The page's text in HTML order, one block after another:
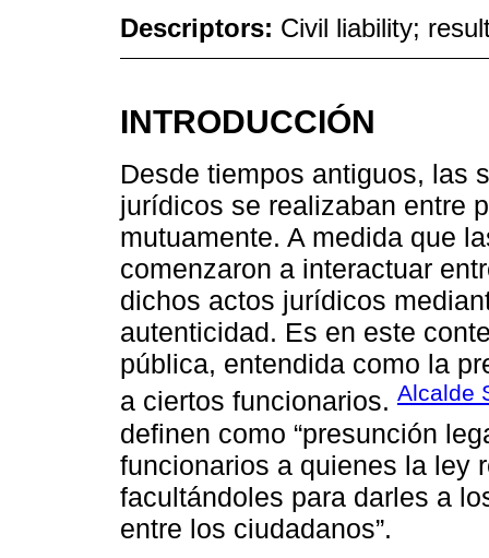
Descriptors: Civil liability;
INTRODUCCIÓN
Desde tiempos antiguos, las
jurídicos se realizaban entre
mutuamente. A medida que
comenzaron a interactuar
dichos actos jurídicos
autenticidad. Es en este
pública, entendida como la
a ciertos funcionarios. Alcalde
definen como “presunción
funcionarios a quienes la ley
facultándoles para darles a
entre los ciudadanos”.